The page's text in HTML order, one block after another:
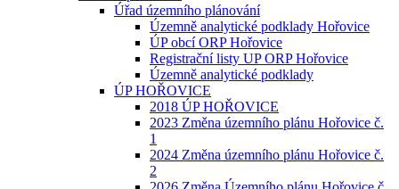
Úřad územního plánování
Územně analytické podklady Hořovice
ÚP obcí ORP Hořovice
Registrační listy UP ORP Hořovice
Územně analytické podklady
ÚP HOŘOVICE
2018 ÚP HOŘOVICE
2023 Změna územního plánu Hořovice č.
1
2024 Změna územního plánu Hořovice č.
2